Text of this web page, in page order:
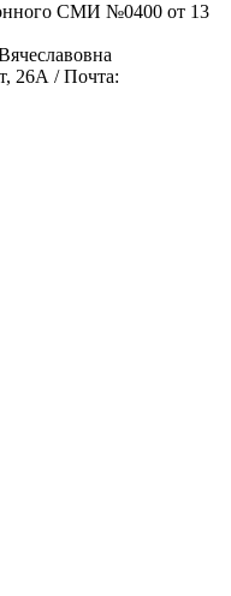
СМИ №0400 от 13
26А / Почта: